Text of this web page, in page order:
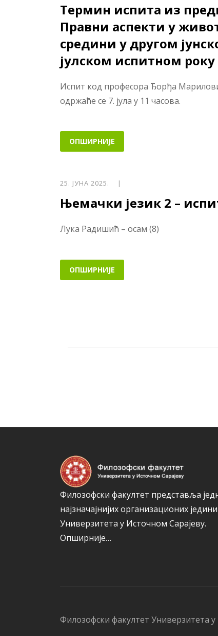
Термин испита из
Правни аспекти у
средини у другом
јулском испитном року
Испит код професора Ђорђа
одржаће се 7. јула у 11 часова.
ОПШИРНИЈЕ
25. ЈУНА 2025. |
Њемачки језик 2 –
Лука Радишић – осам (8)
ОПШИРНИЈЕ
Филозофски факултет представља
најзначајнијих организационих
Универзитета у Источном Сарајеву.
Опширније…
Филозофски факултет Универзитета